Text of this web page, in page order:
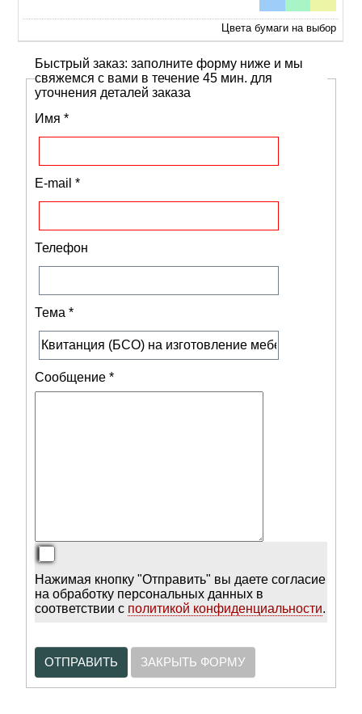
Цвета бумаги на выбор
Быстрый заказ: заполните форму ниже и мы
свяжемся с вами в течение 45 мин. для
уточнения деталей заказа
Имя *
E-mail *
Телефон
Тема *
Сообщение *
Нажимая кнопку "Отправить" вы даете согласие
на обработку персональных данных в
соответствии с политикой конфиденциальности.
ОТПРАВИТЬ ЗАКРЫТЬ ФОРМУ